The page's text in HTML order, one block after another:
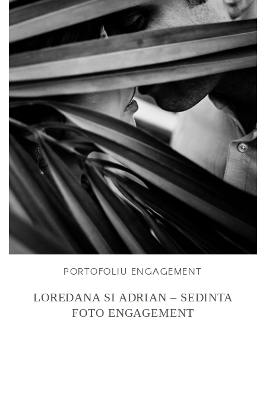
CAUTA
Urmariti-ma pe
PORTOFOLIU ENGAGEMENT
LOREDANA SI ADRIAN – SEDINTA
FOTO ENGAGEMENT